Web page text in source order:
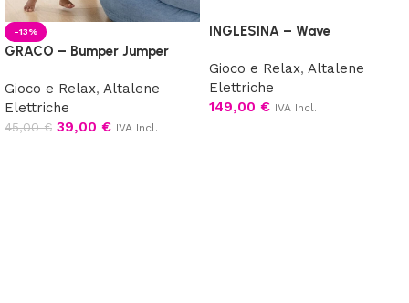
-13%
GRACO – Bumper Jumper
Gioco e Relax, Altalene
Elettriche
45,00€ 39,00 € IVA Incl.
INGLESINA – Wave
Gioco e Relax, Altalene
Elettriche
149,00 € IVA Incl.